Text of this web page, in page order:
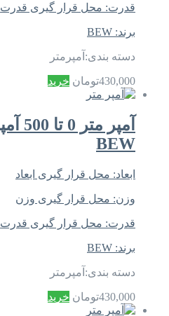
قدرت: محل قرار گیری قدرت
برند: BEW
دسته بندی: آمپرمتر
430,000تومان خرید
BEW
ابعاد: محل قرار گیری ابعاد
وزن: محل قرار گیری وزن
قدرت: محل قرار گیری قدرت
برند: BEW
دسته بندی: آمپرمتر
430,000تومان خرید